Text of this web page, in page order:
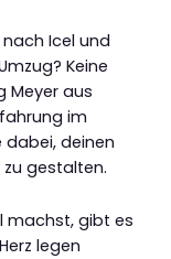
Icel und
Keine
Meyer aus
im
dabei, deinen
gestalten.
machst, gibt es
legen